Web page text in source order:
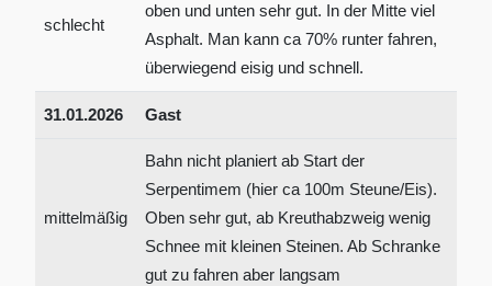
schlecht
oben und unten sehr gut. In der Mitte viel
Asphalt. Man kann ca 70% runter fahren,
überwiegend eisig und schnell.
31.01.2026 Gast
mittelmäßig
Bahn nicht planiert ab Start der
Serpentimem (hier ca 100m Steune/Eis).
Oben sehr gut, ab Kreuthabzweig wenig
Schnee mit kleinen Steinen. Ab Schranke
gut zu fahren aber langsam